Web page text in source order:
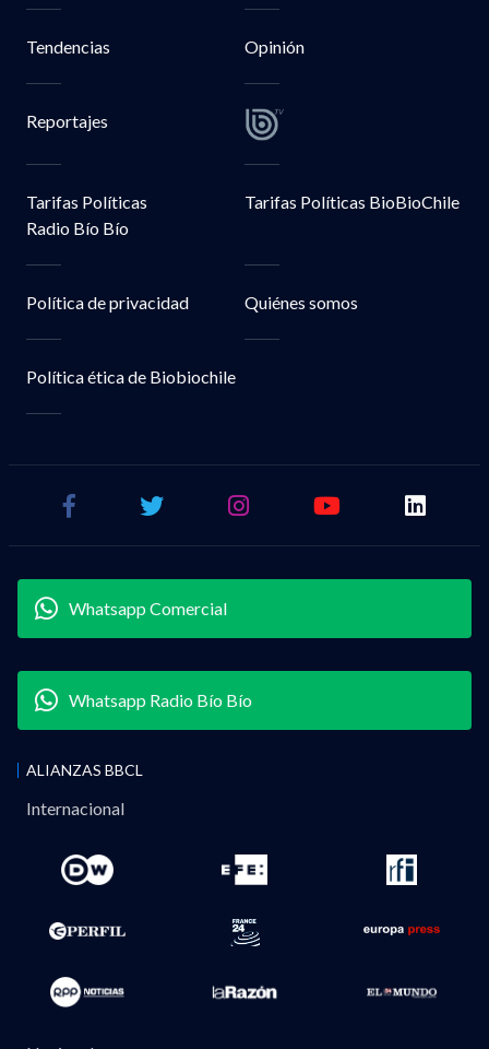
Tendencias Opinión
Reportajes
Tarifas Políticas
Radio Bío Bío
Tarifas Políticas BioBioChile
Política de privacidad Quiénes somos
Política ética de Biobiochile
Whatsapp Comercial
Whatsapp Radio Bío Bío
ALIANZAS BBCL
Internacional